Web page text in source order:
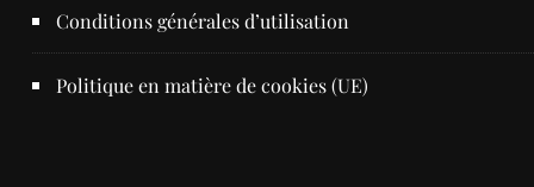
Conditions générales d’utilisation
Politique en matière de cookies (UE)